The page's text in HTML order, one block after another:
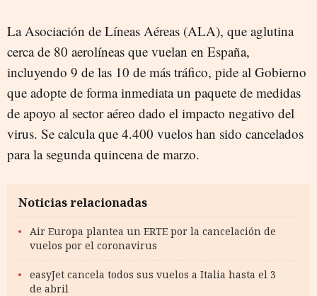
La Asociación de Líneas Aéreas (ALA), que aglutina
cerca de 80 aerolíneas que vuelan en España,
incluyendo 9 de las 10 de más tráfico, pide al Gobierno
que adopte de forma inmediata un paquete de medidas
de apoyo al sector aéreo dado el impacto negativo del
virus. Se calcula que 4.400 vuelos han sido cancelados
para la segunda quincena de marzo.
Noticias relacionadas
Air Europa plantea un ERTE por la cancelación de
vuelos por el coronavirus
easyJet cancela todos sus vuelos a Italia hasta el 3
de abril